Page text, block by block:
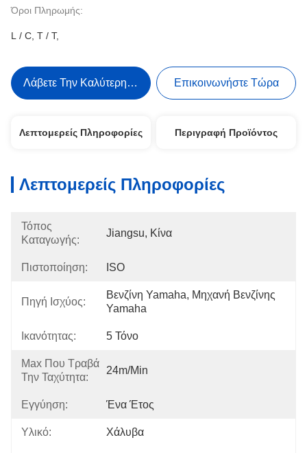
Όροι Πληρωμής:
L / C, T / T,
Λάβετε Την Καλύτερη Τιμή Επικοινωνήστε Τώρα
Λεπτομερείς Πληροφορίες Περιγραφή Προϊόντος
Λεπτομερείς Πληροφορίες
Τόπος
Καταγωγής:
Jiangsu, Κίνα
Πιστοποίηση: ISO
Πηγή Ισχύος:
Βενζίνη Yamaha, Μηχανή Βενζίνης
Yamaha
Ικανότητας: 5 Τόνο
Max Που Τραβά
Την Ταχύτητα:
24m/min
Εγγύηση: Ένα Έτος
Υλικό: Χάλυβα